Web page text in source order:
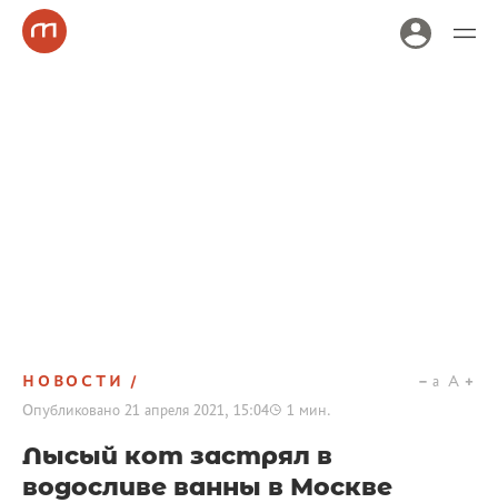
НОВОСТИ
Опубликовано 21 апреля 2021, 15:04 1 мин.
a A
Лысый кот застрял в
водосливе ванны в Москве